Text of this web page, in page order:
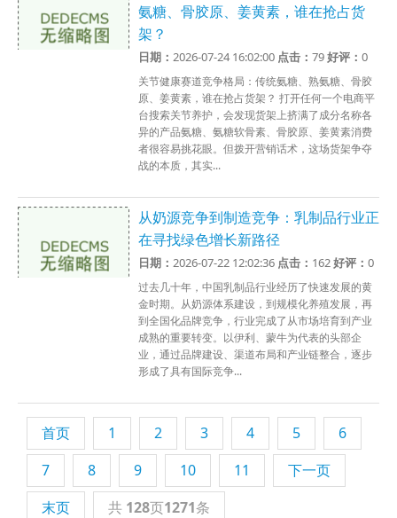
氨糖、骨胶原、姜黄素，谁在抢占货
架？
日期：2026-07-24 16:02:00 点击：79好评：0
关节健康赛道竞争格局：传统氨糖、熟氨糖、骨胶
原、姜黄素，谁在抢占货架？ 打开任何一个电商平
台搜索关节养护，会发现货架上挤满了成分名称各
异的产品氨糖、氨糖软骨素、骨胶原、姜黄素消费
者很容易挑花眼。但拨开营销话术，这场货架争夺
战的本质，其实...
从奶源竞争到制造竞争：乳制品行业正
在寻找绿色增长新路径
日期：2026-07-22 12:02:36 点击： 162好评：0
过去几十年，中国乳制品行业经历了快速发展的黄
金时期。从奶源体系建设，到规模化养殖发展，再
到全国化品牌竞争，行业完成了从市场培育到产业
成熟的重要转变。以伊利、蒙牛为代表的头部企
业，通过品牌建设、渠道布局和产业链整合，逐步
形成了具有国际竞争...
首页 1 2 3 4 5
6
7
8 9 10 11
下一页
末页
共 128页1271条